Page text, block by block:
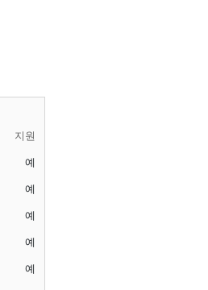
지원
예
예
예
예
예